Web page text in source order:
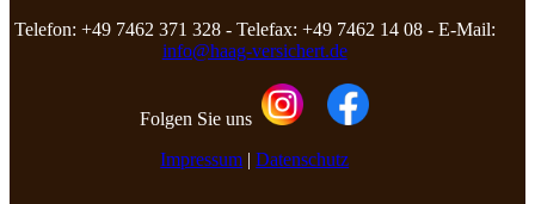
Telefon: +49 7462 371 328 - Telefax: +49 7462 14 08 - E-Mail:
info@haag-versichert.de
Folgen Sie uns
Impressum |Datenschutz